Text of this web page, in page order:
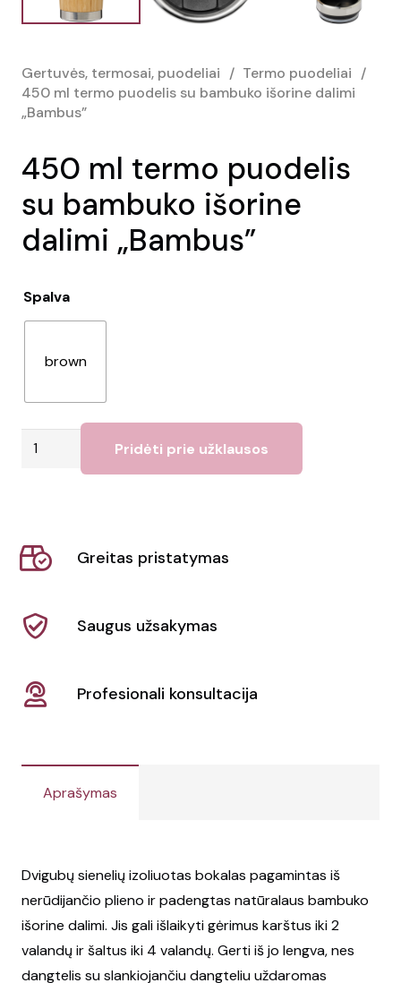
Gertuvės, termosai, puodeliai / Termo puodeliai /
450 ml termo puodelis su bambuko išorine dalimi
„Bambus”
450 ml termo puodelis
su bambuko išorine
dalimi „Bambus”
Spalva
brown
produkto
puodelis
bambuko
išorine
"Bambus"
Pridėti prie užklausos
Greitas pristatymas
Saugus užsakymas
Profesionali konsultacija
Aprašymas
Dvigubų sienelių izoliuotas bokalas pagamintas iš
nerūdijančio plieno ir padengtas natūralaus bambuko
išorine dalimi. Jis gali išlaikyti gėrimus karštus iki 2
valandų ir šaltus iki 4 valandų. Gerti iš jo lengva, nes
dangtelis su slankiojančiu dangteliu uždaromas